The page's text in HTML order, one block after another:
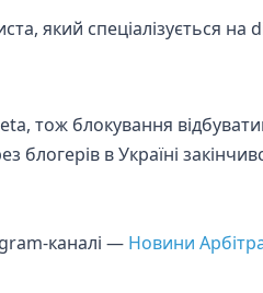
який спеціалізується на
тож блокування
блогерів в Україні
каналі — Новини